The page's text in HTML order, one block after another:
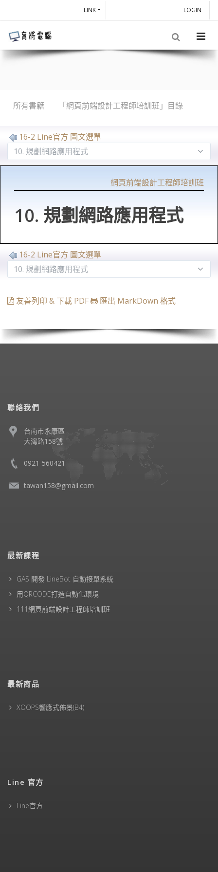
LOGIN
LINK
所有書籍 「網頁前端設計工程師培訓班」目錄
16-2 Line官方 圖文選單
網頁前端設計工程師培訓班
10. 規劃網路應用程式
16-2 Line官方 圖文選單
友善列印 & 下載 PDF 匯出 MarkDown 格式
聯絡我們
台南市永康區
大灣路158號
0921-560421
tawan158@gmail.com
最新課程
GAS 開發 LineBot 自動接單系統
用QRCODE打造自動化環境
111網頁前端設計工程師培訓班
最新商品
XOOPS響應式佈景(B4)
Line 官方
Line官方